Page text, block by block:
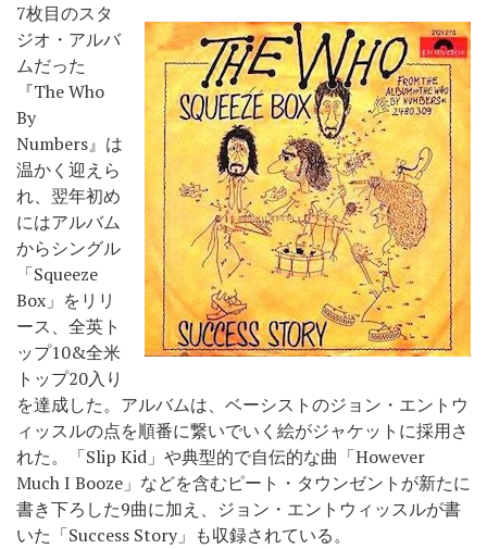
7枚目のスタ
ジオ・アルバ
ムだった
『The Who
By
Numbers』は
温かく迎えら
れ、翌年初め
にはアルバム
からシングル
「Squeeze
Box」をリリ
ース、全英ト
ップ10&全米
トップ20入り
を達成した。アルバムは、ベーシストのジョン・エントウ
ィッスルの点を順番に繋いでいく絵がジャケットに採用さ
れた。「Slip Kid」や典型的で自伝的な曲「However
Much I Booze」などを含むピート・タウンゼントが新たに
書き下ろした9曲に加え、ジョン・エントウィッスルが書
いた「Success Story」も収録されている。